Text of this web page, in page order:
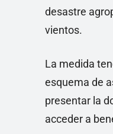
desastre
vientos.
La medida
esquema de
presentar la
acceder a